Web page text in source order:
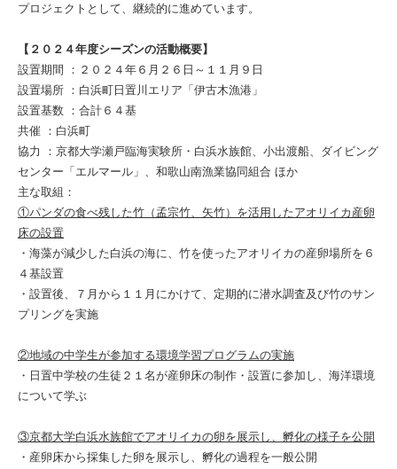
プロジェクトとして、継続的に進めています。
【２０２４年度シーズンの活動概要】
設置期間 ：２０２４年６月２６日～１１月９日
設置場所 ：白浜町日置川エリア「伊古木漁港」
設置基数 ：合計６４基
共催 ：白浜町
協力 ：京都大学瀬戸臨海実験所・白浜水族館、小出渡船、ダイビング
センター「エルマール」、和歌山南漁業協同組合 ほか
主な取組：
①パンダの食べ残した竹（孟宗竹、矢竹）を活用したアオリイカ産卵
床の設置
・海藻が減少した白浜の海に、竹を使ったアオリイカの産卵場所を６
４基設置
・設置後、７月から１１月にかけて、定期的に潜水調査及び竹のサン
プリングを実施
②地域の中学生が参加する環境学習プログラムの実施
・日置中学校の生徒２１名が産卵床の制作・設置に参加し、海洋環境
について学ぶ
③京都大学白浜水族館でアオリイカの卵を展示し、孵化の様子を公開
・産卵床から採集した卵を展示し、孵化の過程を一般公開